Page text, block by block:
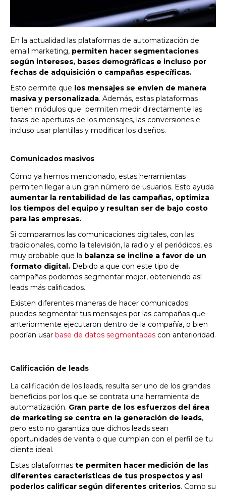
En la actualidad las plataformas de automatización de
email marketing, permiten hacer segmentaciones
según intereses, bases demográficas e incluso por
fechas de adquisición o campañas específicas.
Esto permite que los mensajes se envíen de manera
masiva y personalizada. Además, estas plataformas
tienen módulos que permiten medir directamente las
tasas de aperturas de los mensajes, las conversiones e
incluso usar plantillas y modificar los diseños.
Comunicados masivos
Cómo ya hemos mencionado, estas herramientas
permiten llegar a un gran número de usuarios. Esto ayuda
aumentar la rentabilidad de las campañas, optimiza
los tiempos del equipo y resultan ser de bajo costo
para las empresas.
Si comparamos las comunicaciones digitales, con las
tradicionales, como la televisión, la radio y el periódicos, es
muy probable que la balanza se incline a favor de un
formato digital. Debido a que con este tipo de
campañas podemos segmentar mejor, obteniendo así
leads más calificados.
Existen diferentes maneras de hacer comunicados:
puedes segmentar tus mensajes por las campañas que
anteriormente ejecutaron dentro de la compañía, o bien
podrían usar base de datos segmentadas con anterioridad.
Calificación de leads
La calificación de los leads, resulta ser uno de los grandes
beneficios por los que se contrata una herramienta de
automatización. Gran parte de los esfuerzos del área
de marketing se centra en la generación de leads,
pero esto no garantiza que dichos leads sean
oportunidades de venta o que cumplan con el perfil de tu
cliente ideal.
Estas plataformas te permiten hacer medición de las
diferentes características de tus prospectos y así
poderlos calificar según diferentes criterios. Como su